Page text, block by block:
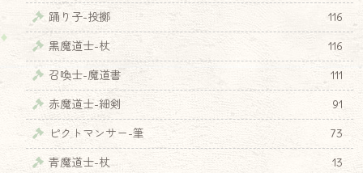
踊り子-投擲
116
黒魔道士-杖
116
召喚士-魔道書
111
赤魔道士-細剣
91
ピクトマンサー-筆
73
青魔道士-杖
13